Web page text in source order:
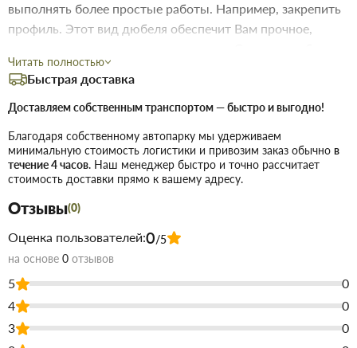
выполнять более простые работы. Например, закрепить
профиль. Этот вид дюбеля обеспечит Вам прочное,
двух частей: пластикового дюбеля и забивного шурупа.
Купить Дюбель забивной потай 8х80 мм, полипропиленовый,
пачка 50 шт в Запорожье
недорого для строительства и
ремонта. В магазине строительных материалов Торус можно
купить по низкой цене непосредственно на складе, или на сайте,
что сэкономит Вам время.
Преимущества нашего интернет-магазина стройтоваров не
только в цене!
Мы предлагаем купить товары действительно высокого
качества, а для этого заключаем договора с
непосредственными производителями.
В наличии продукция для строительства и ремонта с самым
широким ассортиментом.
Чтобы не запутаться в том, что вам наиболее подходит по
цене и качеству, всегда можно позвонить и
проконсультироваться со знающим, опытным менеджером.
Читать полностью
Быстрая доставка
Доставляем собственным транспортом — быстро и выгодно!
Благодаря собственному автопарку мы удерживаем
минимальную стоимость логистики и привозим заказ обычно в
течение 4 часов. Наш менеджер быстро и точно рассчитает
стоимость доставки прямо к вашему адресу.
Отзывы(0)
Оценка пользователей:0/5
на основе 0 отзывов
5
0
4
0
3
0